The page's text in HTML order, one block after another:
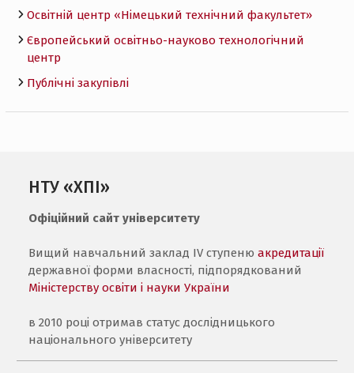
Освітній центр «Німецький технічний факультет»
Європейський освітньо-науково технологічний
центр
Публічні закупівлі
НТУ «ХПІ»
Офіційний сайт університету
Вищий навчальний заклад IV ступенюакредитації
державної форми власності, підпорядкований
Міністерству освіти і науки України
в 2010 році отримав статус дослідницького
національного університету